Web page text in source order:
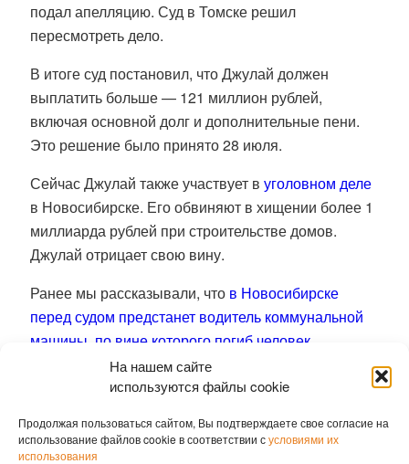
На нашем сайте
используются файлы cookie
Продолжая пользоваться сайтом, Вы подтверждаете свое согласие на
использование файлов cookie в соответствии сусловиями их
использования
подал апелляцию. Суд в Томске решил
пересмотреть дело.
В итоге суд постановил, что Джулай должен
выплатить больше — 121 миллион рублей,
включая основной долг и дополнительные пени.
Это решение было принято 28 июля.
Сейчас Джулай также участвует в уголовном деле
в Новосибирске. Его обвиняют в хищении более 1
миллиарда рублей при строительстве домов.
Джулай отрицает свою вину.
Ранее мы рассказывали, что в Новосибирске
перед судом предстанет водитель коммунальной
машины, по вине которого погиб человек.
Татьяна Картавых